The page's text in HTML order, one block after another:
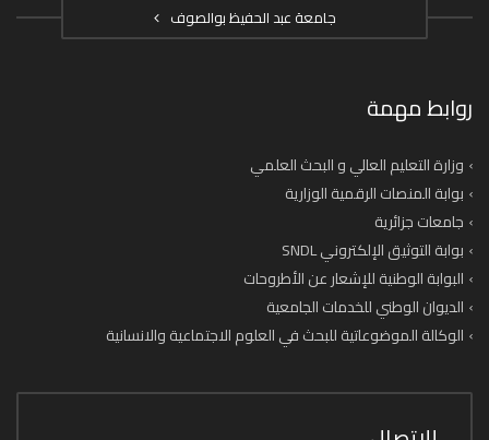
جامعة عبد الحفيظ بوالصوف
روابط مهمة
وزارة التعليم العالي و البحث العلمي
بوابة المنصات الرقمية الوزارية
جامعات جزائرية
بوابة التوثيق الإلكتروني SNDL
البوابة الوطنية للإشعار عن الأطروحات
الديوان الوطني للخدمات الجامعية
الوكالة الموضوعاتية للبحث في العلوم الاجتماعية والانسانية